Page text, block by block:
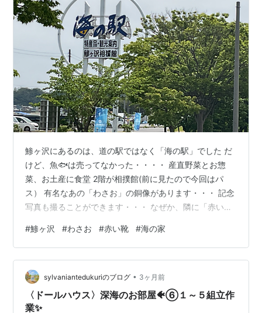
鯵ヶ沢にあるのは、道の駅ではなく「海の駅」でした だ
けど、魚🐟は売ってなかった・・・・ 産直野菜とお惣
菜、お土産に食堂 2階が相撲館(前に見たので今回はパ
ス） 有名なあの「わさお」の銅像があります・・・ 記念
写真も撮ることができます・・・ なぜか、隣に「赤い
べてみた 青森県鰺ヶ沢町、海の駅「わんど」駐車場に建
つ赤い靴記念像。童謡「赤い靴」のモデルとされる少女
「きみちゃん」の義父・鈴木志郎氏が 鰺ヶ沢町出身であ
ることから、歴史文化を後世に伝える目的で建立されま
した。 鰺ヶ沢町の記念像は、全国に点在する「赤い靴 き
みちゃん像」の七つ目で、 201…
#鯵ヶ沢 #わさお #赤い靴 #海の家
sylvaniantedukuriのブログ • 3ヶ月前
〈ドールハウス〉深海のお部屋🐠⑥１～５組立作
業✨